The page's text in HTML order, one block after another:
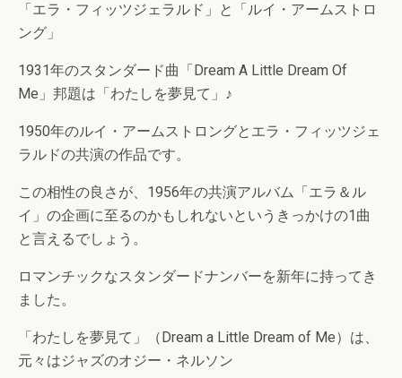
「エラ・フィッツジェラルド」と「ルイ・アームストロ
ング」
1931年のスタンダード曲「Dream A Little Dream Of
Me」邦題は「わたしを夢見て」♪
1950年のルイ・アームストロングとエラ・フィッツジェ
ラルドの共演の作品です。
この相性の良さが、1956年の共演アルバム「エラ＆ル
イ」の企画に至るのかもしれないというきっかけの1曲
と言えるでしょう。
ロマンチックなスタンダードナンバーを新年に持ってき
ました。
「わたしを夢見て」（Dream a Little Dream of Me）は、
元々はジャズのオジー・ネルソン